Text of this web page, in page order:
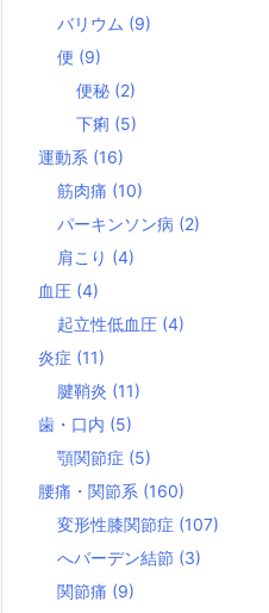
バリウム (9)
便 (9)
便秘 (2)
下痢 (5)
運動系 (16)
筋肉痛 (10)
パーキンソン病 (2)
肩こり (4)
血圧 (4)
起立性低血圧 (4)
炎症 (11)
腱鞘炎 (11)
歯・口内 (5)
顎関節症 (5)
腰痛・関節系 (160)
変形性膝関節症 (107)
へバーデン結節 (3)
関節痛 (9)